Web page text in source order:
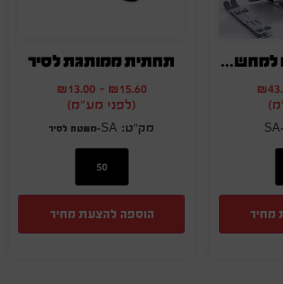
מעמד אלומניום למחשב נייד / טאבלט
₪
מחיר
תחתית ממותגת לסיר
₪15.60
-
₪13.00
(לפני מע"מ)
SA-משטח לסיר
הוספה להצעת מחיר